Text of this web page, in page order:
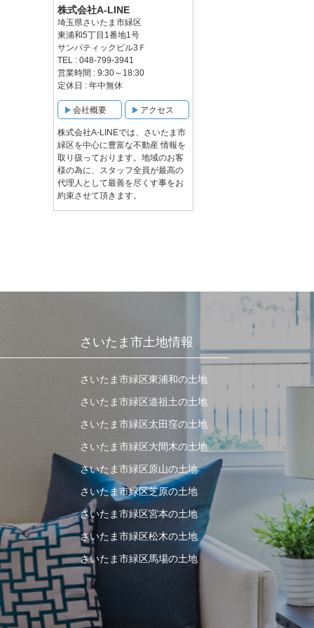
株式会社A-LINE
埼玉県さいたま市緑区
東浦和5丁目1番地1号
サンパティックビル3Ｆ
TEL : 048-799-3941
営業時間 : 9:30～18:30
定休日 : 年中無休
会社概要 アクセス
株式会社A-LINEでは、さいたま市
緑区を中心に豊富な不動産 情報を
取り扱っております。地域のお客
様の為に、スタッフ全員が最高の
代理人として最善を尽くす事をお
約束させて頂きます。
さいたま市土地情報
さいたま市緑区東浦和の土地
さいたま市緑区道祖土の土地
さいたま市緑区太田窪の土地
さいたま市緑区大間木の土地
さいたま市緑区原山の土地
さいたま市緑区芝原の土地
さいたま市緑区宮本の土地
さいたま市緑区松木の土地
さいたま市緑区馬場の土地